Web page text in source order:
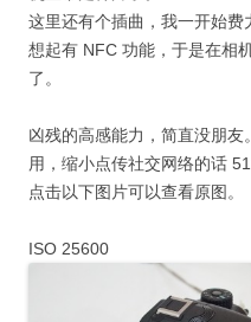
这里还有个插曲，我一开始
想起有 NFC 功能，于是在相
了。
凶残的高感能力，简直没朋
用，缩小点传社交网络的话
点击以下图片可以查看原图。
ISO 25600